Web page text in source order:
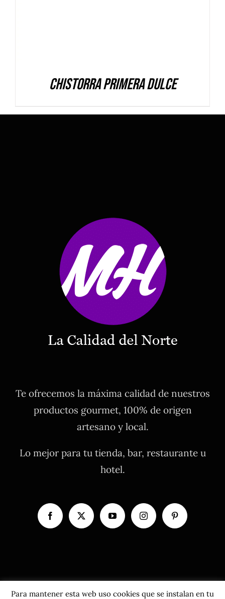
Chistorra Primera dulce
Te ofrecemos la máxima calidad de nuestros
productos gourmet, 100% de origen
artesano y local.
Lo mejor para tu tienda, bar, restaurante u
hotel.
Para mantener esta web uso cookies que se instalan en tu